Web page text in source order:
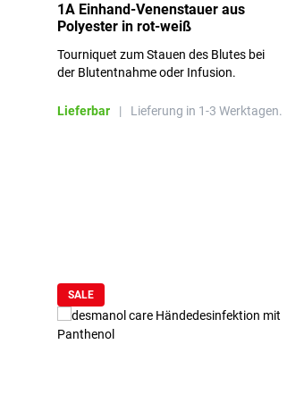
1A Einhand-Venenstauer aus
Polyester in rot-weiß
Tourniquet zum Stauen des Blutes bei
der Blutentnahme oder Infusion.
Lieferbar | Lieferung in 1-3 Werktagen.
SALE